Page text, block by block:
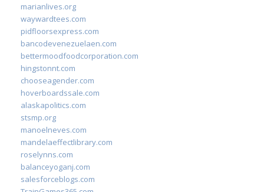
marianlives.org
waywardtees.com
pidfloorsexpress.com
bancodevenezuelaen.com
bettermoodfoodcorporation.com
hingstonnt.com
chooseagender.com
hoverboardssale.com
alaskapolitics.com
stsmp.org
manoelneves.com
mandelaeffectlibrary.com
roselynns.com
balanceyoganj.com
salesforceblogs.com